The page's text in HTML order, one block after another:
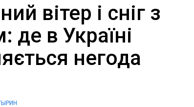
вітер і сніг з
в Україні
негода